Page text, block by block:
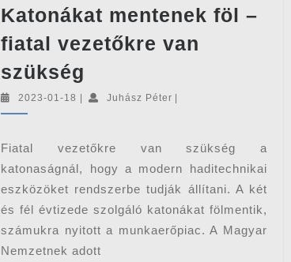
Katonákat mentenek föl –
fiatal vezetőkre van
szükség
mentenek
–
fiatal
vezetőkre
van
szükség
2023-01-18 2023-
Juhász PéterJuhász
Fiatal vezetőkre van szükség a
katonaságnál, hogy a modern haditechnikai
eszközöket rendszerbe tudják állítani. A két
és fél évtizede szolgáló katonákat fölmentik,
számukra nyitott a munkaerőpiac. A Magyar
Nemzetnek adott